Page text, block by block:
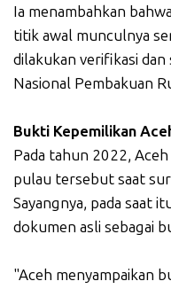
Ia menambahkan
titik awal munculnya
dilakukan verifikasi
Nasional Pembakuan
Bukti Kepemilikan
Pada tahun 2022,
pulau tersebut saat
Sayangnya, pada saat
dokumen asli sebagai
"Aceh menyampaikan